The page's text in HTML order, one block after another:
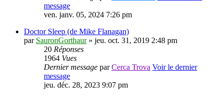
message
ven. janv. 05, 2024 7:26 pm
Doctor Sleep (de Mike Flanagan)
par SauronGorthaur» jeu. oct. 31, 2019 2:48 pm
20 Réponses
1964 Vues
Dernier message parCerca Trova Voir le dernier
message
jeu. déc. 28, 2023 9:07 pm